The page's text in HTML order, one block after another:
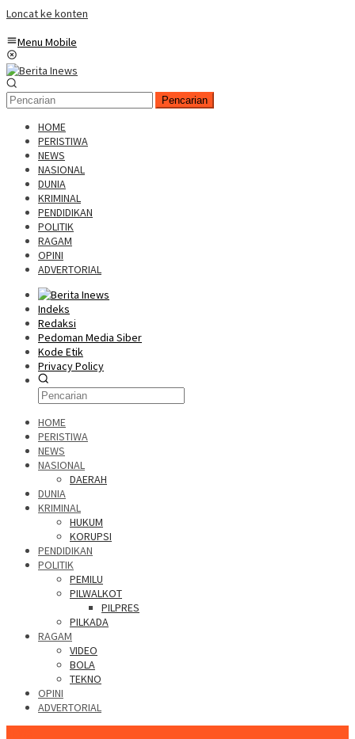
Loncat ke konten
Menu Mobile
Pencarian
HOME
PERISTIWA
NEWS
NASIONAL
DUNIA
KRIMINAL
PENDIDIKAN
POLITIK
RAGAM
OPINI
ADVERTORIAL
Indeks
Redaksi
Pedoman Media Siber
Kode Etik
Privacy Policy
HOME
PERISTIWA
NEWS
NASIONAL
DAERAH
DUNIA
KRIMINAL
HUKUM
KORUPSI
PENDIDIKAN
POLITIK
PEMILU
PILWALKOT
PILPRES
PILKADA
RAGAM
VIDEO
BOLA
TEKNO
OPINI
ADVERTORIAL